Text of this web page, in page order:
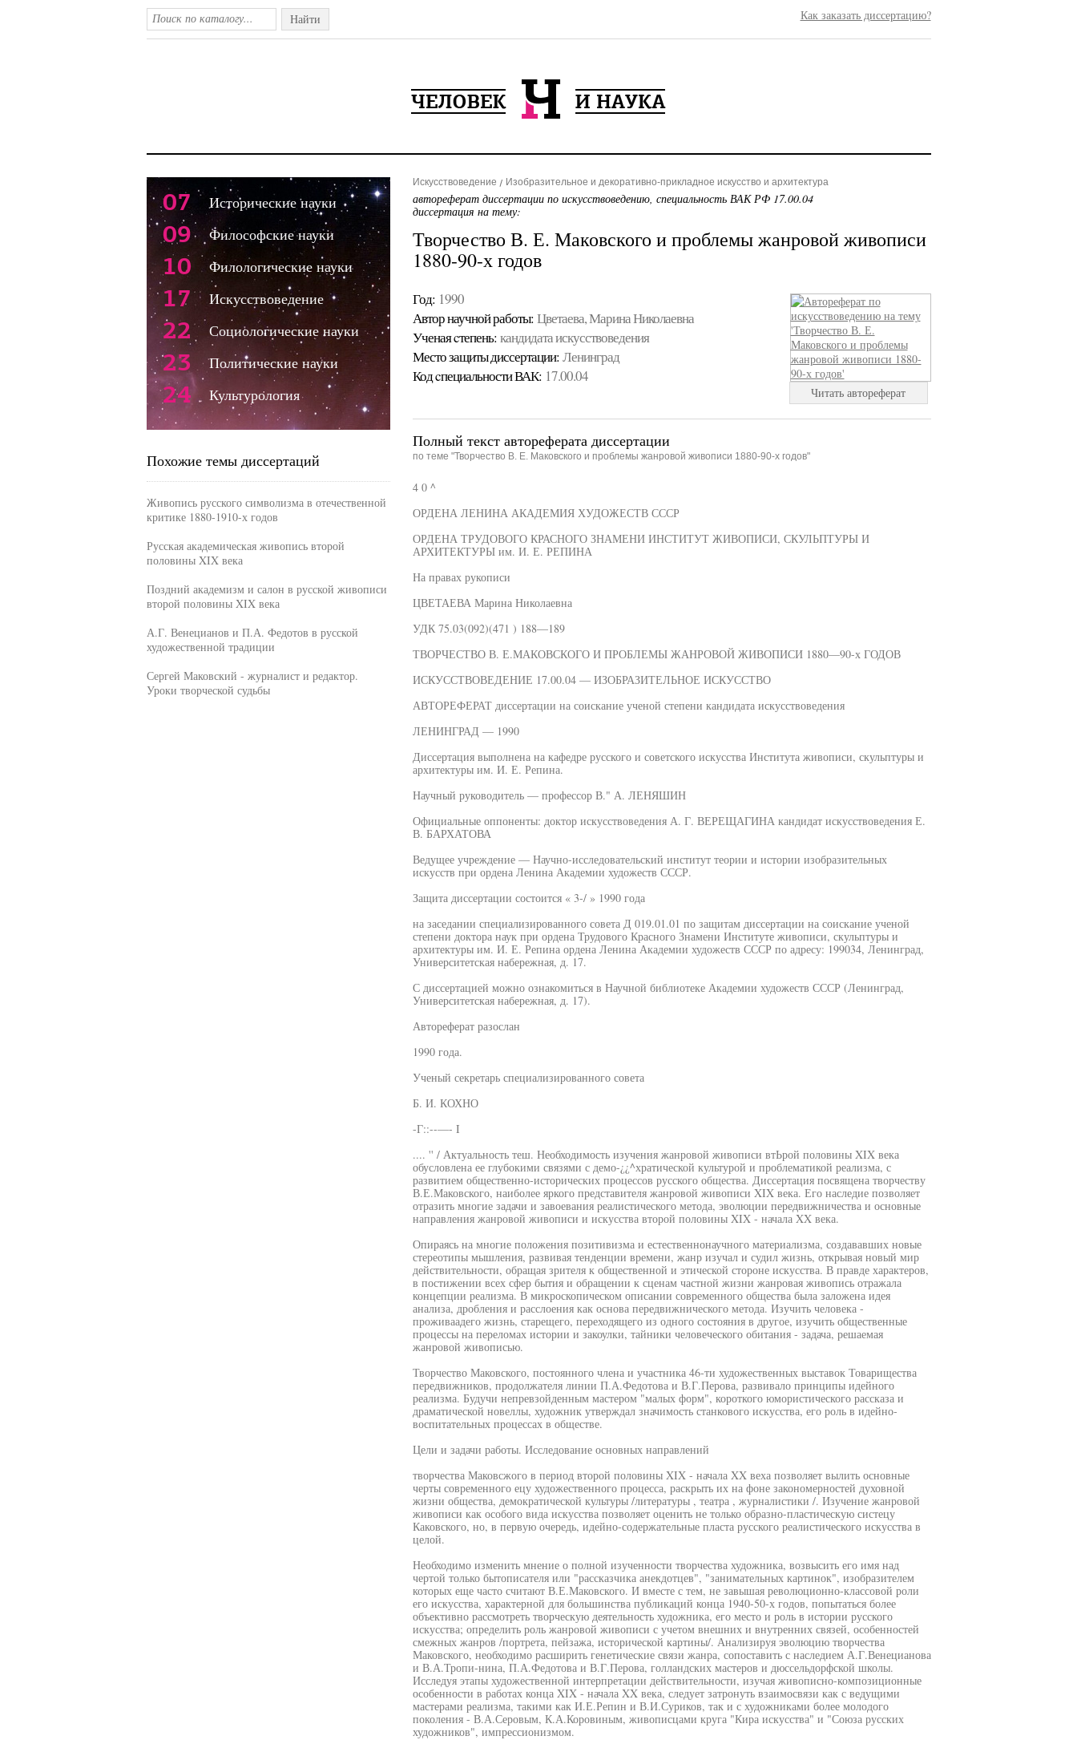
Найти Как заказать диссертацию?
Искусствоведение Изобразительное и декоративно-прикладное искусство и архитектура
автореферат диссертации по искусствоведению, специальность ВАК РФ 17.00.04
диссертация на тему:
Творчество В. Е. Маковского и проблемы жанровой живописи
1880-90-х годов
Год: 1990
Автор научной работы: Цветаева, Марина Николаевна
Ученая cтепень: кандидата искусствоведения
Место защиты диссертации: Ленинград
Код cпециальности ВАК: 17.00.04
Читать автореферат
Полный текст автореферата диссертации
по теме "Творчество В. Е. Маковского и проблемы жанровой живописи 1880-90-х годов"
4 0 ^
ОРДЕНА ЛЕНИНА АКАДЕМИЯ ХУДОЖЕСТВ СССР
ОРДЕНА ТРУДОВОГО КРАСНОГО ЗНАМЕНИ ИНСТИТУТ ЖИВОПИСИ, СКУЛЬПТУРЫ И
АРХИТЕКТУРЫ им. И. Е. РЕПИНА
На правах рукописи
ЦВЕТАЕВА Марина Николаевна
УДК 75.03(092)(471 ) 188—189
ТВОРЧЕСТВО В. Е.МАКОВСКОГО И ПРОБЛЕМЫ ЖАНРОВОЙ ЖИВОПИСИ 1880—90-х ГОДОВ
ИСКУССТВОВЕДЕНИЕ 17.00.04 — ИЗОБРАЗИТЕЛЬНОЕ ИСКУССТВО
АВТОРЕФЕРАТ диссертации на соискание ученой степени кандидата искусствоведения
ЛЕНИНГРАД — 1990
Диссертация выполнена на кафедре русского и советского искусства Института живописи, скульптуры и
архитектуры им. И. Е. Репина.
Научный руководитель — профессор В." А. ЛЕНЯШИН
Официальные оппоненты: доктор искусствоведения А. Г. ВЕРЕЩАГИНА кандидат искусствоведения Е.
В. БАРХАТОВА
Ведущее учреждение — Научно-исследовательский институт теории и истории изобразительных
искусств при ордена Ленина Академии художеств СССР.
Защита диссертации состоится « 3-/ » 1990 года
на заседании специализированного совета Д 019.01.01 по защитам диссертации на соискание ученой
степени доктора наук при ордена Трудового Красного Знамени Институте живописи, скульптуры и
архитектуры им. И. Е. Репина ордена Ленина Академии художеств СССР по адресу: 199034, Ленинград,
Университетская набережная, д. 17.
С диссертацией можно ознакомиться в Научной библиотеке Академии художеств СССР (Ленинград,
Университетская набережная, д. 17).
Автореферат разослан
1990 года.
Ученый секретарь специализированного совета
Б. И. КОХНО
-Г::--—- I
.... '' / Актуальность теш. Необходимость изучения жанровой живописи втЬрой половины XIX века
обусловлена ее глубокими связями с демо-¿¿^хратической культурой и проблематикой реализма, с
развитием общественно-исторических процессов русского общества. Диссертация посвящена творчеству
В.Е.Маковского, наиболее яркого представителя жанровой живописи XIX века. Его наследие позволяет
отразить многие задачи и завоевания реалистического метода, эволюции передвижничества и основные
направления жанровой живописи и искусства второй половины XIX - начала XX века.
Опираясь на многие положения позитивизма и естественнонаучного материализма, создававших новые
стереотипы мышления, развивая тенденции времени, жанр изучал и судил жизнь, открывая новый мир
действительности, обращая зрителя к общественной и этической стороне искусства. В правде характеров,
в постижении всех сфер бытия и обращении к сценам частной жизни жанровая живопись отражала
концепции реализма. В микроскопическом описании современного общества была заложена идея
анализа, дробления и расслоения как основа передвижнического метода. Изучить человека -
проживаадего жизнь, старещего, переходящего из одного состояния в другое, изучить общественные
процессы на переломах истории и закоулки, тайники человеческого обитания - задача, решаемая
жанровой живописью.
Творчество Маковского, постоянного члена и участника 46-ти художественных выставок Товарищества
передвижников, продолжателя линии П.А.Федотова и В.Г.Перова, развивало принципы идейного
реализма. Будучи непревзойденным мастером "малых форм", короткого юмористического рассказа и
драматической новеллы, художник утверждал значимость станкового искусства, его роль в идейно-
воспитательных процессах в обществе.
Цели и задачи работы. Исследование основных направлений
творчества Маковсжого в период второй половины XIX - начала XX веха позволяет вылить основные
черты современного ецу художественного процесса, раскрыть их на фоне закономерностей духовной
жизни общества, демократической культуры /литературы , театра , журналистики /. Изучение жанровой
живописи как особого вида искусства позволяет оценить не только образно-пластическую систецу
Каковского, но, в первую очередь, идейно-содержательные пласта русского реалистического искусства в
целой.
Необходимо изменить мнение о полной изученности творчества художника, возвысить его имя над
чертой только бытописателя или "рассказчика анекдотцев", "занимательных картинок", изобразителем
которых еще часто считают В.Е.Маковского. И вместе с тем, не завышая революционно-классовой роли
его искусства, характерной для большинства публикаций конца 1940-50-х годов, попытаться более
объективно рассмотреть творческую деятельность художника, его место и роль в истории русского
искусства; определить роль жанровой живописи с учетом внешних и внутренних связей, особенностей
смежных жанров /портрета, пейзажа, исторической картины/. Анализируя эволюцию творчества
Маковского, необходимо расширить генетические связи жанра, сопоставить с наследием А.Г.Венецианова
и В.А.Тропи-нина, П.А.Федотова и В.Г.Перова, голландских мастеров и дюссельдорфской школы.
Исследуя этапы художественной интерпретации действительности, изучая живописно-композиционные
особенности в работах конца XIX - начала XX века, следует затронуть взаимосвязи как с ведущими
мастерами реализма, такими как И.Е.Репин и В.И.Суриков, так и с художниками более молодого
поколения - В.А.Серовым, К.А.Коровиным, живописцами круга "Кира искусства" и "Союза русских
художников", импрессионизмом.
07 Исторические науки
09 Философские науки
10 Филологические науки
17 Искусствоведение
22 Социологические науки
23 Политические науки
24 Культурология
Похожие темы диссертаций
Живопись русского символизма в отечественной
критике 1880-1910-х годов
Русская академическая живопись второй
половины XIX века
Поздний академизм и салон в русской живописи
второй половины XIX века
А.Г. Венецианов и П.А. Федотов в русской
художественной традиции
Сергей Маковский - журналист и редактор.
Уроки творческой судьбы